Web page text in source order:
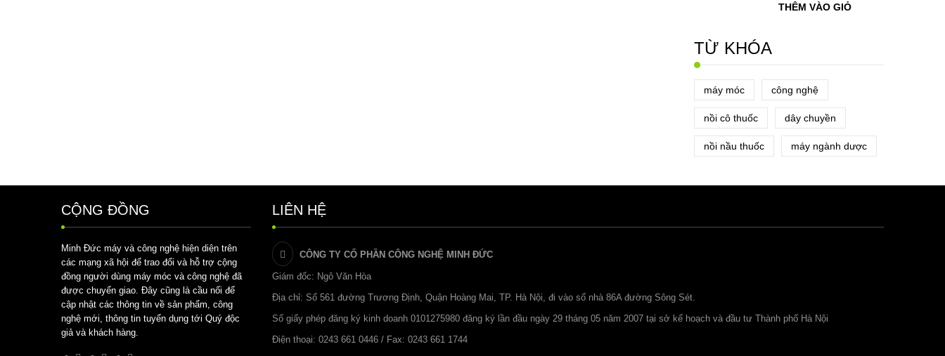
THÊM VÀO GIỎ
TỪ KHÓA
máy móc công nghệ
nồi cô thuốc dây chuyền
nồi nầu thuốc máy ngành dược
CỘNG ĐỒNG
Minh Đức máy và công nghệ hiện diện trên
các mạng xã hội để trao đổi và hỗ trợ cộng
đồng người dùng máy móc và công nghệ đã
được chuyển giao. Đây cũng là cầu nối để
cập nhật các thông tin về sản phẩm, công
nghệ mới, thông tin tuyển dụng tới Quý độc
giả và khách hàng.
LIÊN HỆ
CÔNG TY CỔ PHẦN CÔNG NGHỆ MINH ĐỨC
Giám đốc: Ngô Văn Hòa
Địa chỉ: Số 561 đường Trương Định, Quận Hoàng Mai, TP. Hà Nội, đi vào số nhà 86A đường Sông Sét.
Số giấy phép đăng ký kinh doanh 0101275980 đăng ký lần đầu ngày 29 tháng 05 năm 2007 tại sở kế hoạch và đầu tư Thành phố Hà Nội
Điện thoại: 0243 661 0446 / Fax: 0243 661 1744